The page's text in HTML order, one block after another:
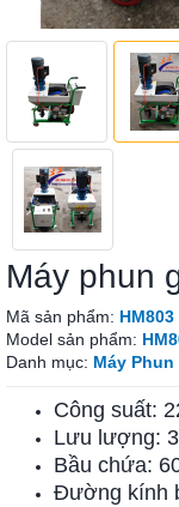
Máy phun
Mã sản phẩm: HM803
Model sản phẩm:
Danh mục: Máy
Công suất:
Lưu lượng:
Bầu chứa:
Đường kính